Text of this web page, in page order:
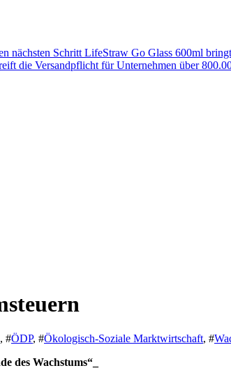
nächsten Schritt LifeStraw Go Glass 600ml
die Versandpflicht für Unternehmen über
, #ÖDP, #Ökologisch-Soziale Marktwirtschaft, #
des Wachstums“_